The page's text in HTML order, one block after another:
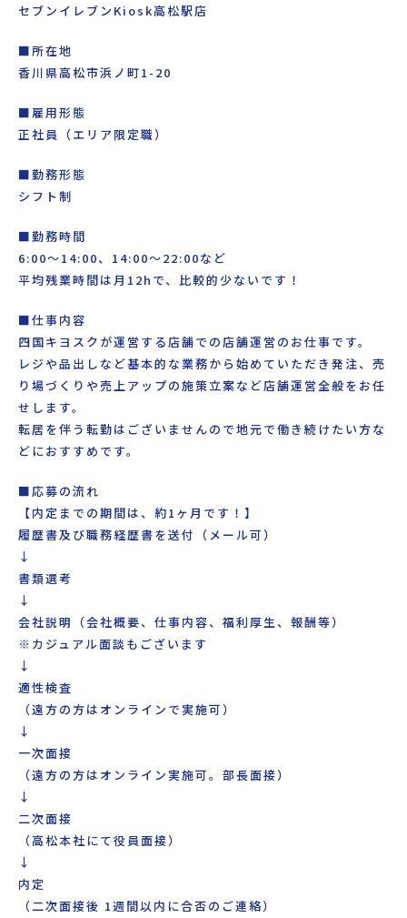
セブンイレブンKiosk高松駅店
■所在地
香川県高松市浜ノ町1-20
■雇用形態
正社員（エリア限定職）
■勤務形態
シフト制
■勤務時間
6:00～14:00、14:00～22:00など
平均残業時間は月12hで、比較的少ないです！
■仕事内容
四国キヨスクが運営する店舗での店舗運営のお仕事です。
レジや品出しなど基本的な業務から始めていただき発注、売
り場づくりや売上アップの施策立案など店舗運営全般をお任
せします。
転居を伴う転勤はございませんので地元で働き続けたい方な
どにおすすめです。
■応募の流れ
【内定までの期間は、約1ヶ月です！】
履歴書及び職務経歴書を送付（メール可）
↓
書類選考
↓
会社説明（会社概要、仕事内容、福利厚生、報酬等）
※カジュアル面談もございます
↓
適性検査
（遠方の方はオンラインで実施可）
↓
一次面接
（遠方の方はオンライン実施可。部長面接）
↓
二次面接
（高松本社にて役員面接）
↓
内定
（二次面接後 1週間以内に合否のご連絡）